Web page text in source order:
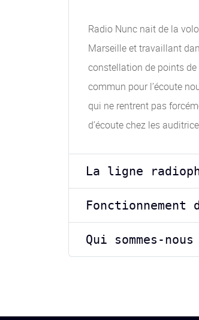
Radio Nunc nait de la
Marseille et travaillant
constellation de points
commun pour l’écoute
qui ne rentrent pas
d’écoute chez les
La ligne
Qui sommes-nous